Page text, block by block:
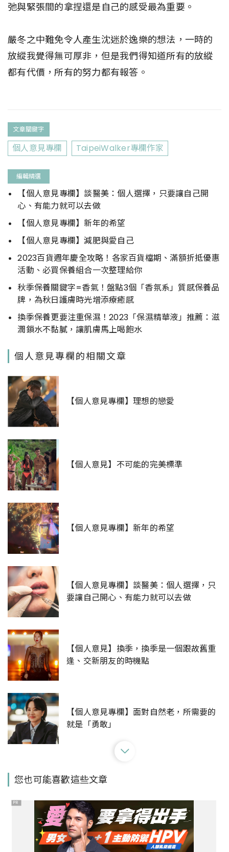
弛與緊張間的拿捏還是自己的感受最為重要。
嚴冬之中難免令人產生沈迷於逸樂的想法，一時的
放縱我覺得無可厚非，但是我們得知道所有的放縱
都有代價，所有的努力都有報答。
文章關鍵字
個人意見專欄 TaipeiWalker專欄作家
編輯精選
【個人意見專欄】談醫美：個人選擇，只要讓自己開
心、有能力就可以去做
【個人意見專欄】新年的希望
【個人意見專欄】減肥與愛自己
2023百貨週年慶全攻略！各家百貨檔期、滿額折抵優惠
活動、必買保養組合一次整理給你
秋季保養關鍵字=香氣！盤點3個「香氛系」質感保養品
牌，為秋日護膚時光增添療癒感
換季保養更要注重保濕！2023「保濕精華液」推薦：滋
潤鎖水不黏膩，讓肌膚馬上喝飽水
個人意見專欄的相關文章
【個人意見專欄】理想的戀愛
【個人意見】不可能的完美標準
【個人意見專欄】新年的希望
【個人意見專欄】談醫美：個人選擇，只
要讓自己開心、有能力就可以去做
【個人意見】換季，換季是一個跟故舊重
逢、交新朋友的時機點
【個人意見專欄】面對自然老，所需要的
就是「勇敢」
【個人意見專欄】名牌的定義是什麼？
【個人意見專欄】聊聊斷捨離
您也可能喜歡這些文章
PR